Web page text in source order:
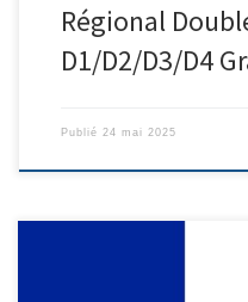
Régional
D1/D2/D3/D4
Publié 24 mai 2025